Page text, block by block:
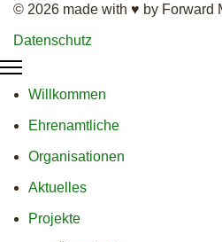
© 2026 made with ♥ by Forward
Datenschutz
Willkommen
Ehrenamtliche
Organisationen
Aktuelles
Projekte